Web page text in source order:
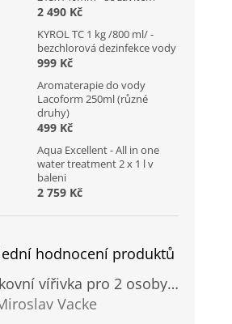
2 490 Kč
KYROL TC 1 kg /800 ml/ -
bezchlorová dezinfekce vody
999 Kč
Aromaterapie do vody
Lacoform 250ml (různé
druhy)
499 Kč
Aqua Excellent - All in one
water treatment 2 x 1 l v
baleni
2 759 Kč
hodnocení produktů
Venkovní vířivka pro 2 osoby Sanotechnik Modena modrá 205x130cm
produktu je 3 z 5 hvězdiček.
Vacke